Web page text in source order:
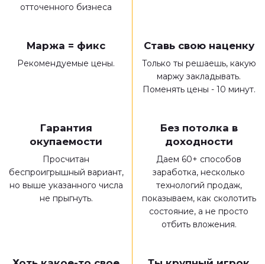
отточенного бизнеса
Маржа = фикс
Рекомендуемые цены.
Ставь свою наценку
Только ты решаешь, какую
маржу закладывать.
Поменять цены - 10 минут.
Гарантия
окупаемости
Просчитан
беспроигрышный вариант,
но выше указанного числа
не прыгнуть.
Без потолка в
доходности
Даем 60+ способов
заработка, несколько
технологий продаж,
показываем, как сколотить
состояние, а не просто
отбить вложения.